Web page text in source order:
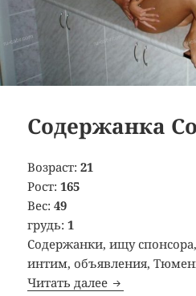
Содержанка
Возраст:21
Рост:165
Вес:49
грудь:1
Содержанки, ищу спонсора,
интим, объявления,
Читать далее Содержанка